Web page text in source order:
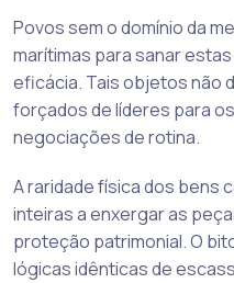
Povos sem o domínio da
marítimas para sanar
eficácia. Tais objetos não
forçados de líderes para
negociações de rotina.
A raridade física dos bens
inteiras a enxergar as
proteção patrimonial. O
lógicas idênticas de